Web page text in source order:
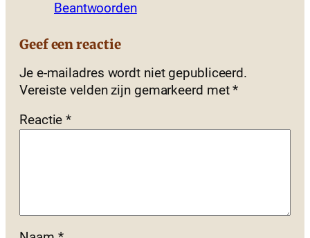
Beantwoorden
Geef een reactie
Je e-mailadres wordt niet gepubliceerd.
Vereiste velden zijn gemarkeerd met*
Reactie*